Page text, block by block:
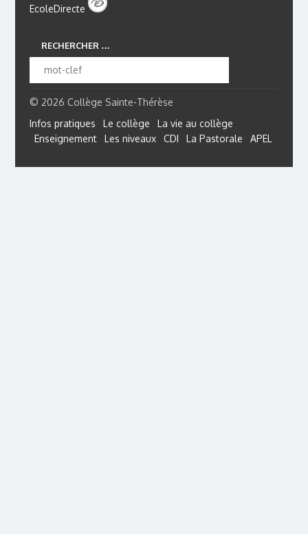
EcoleDirecte
RECHERCHER …
© 2026 Collège Sainte-Thérèse
Infos pratiques
Le collège
La vie au collège
Enseignement
Les niveaux CDI La Pastorale APEL